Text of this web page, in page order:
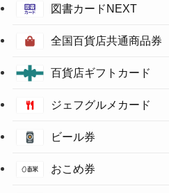
図書カードNEXT
全国百貨店共通商品券
百貨店ギフトカード
ジェフグルメカード
ビール券
おこめ券